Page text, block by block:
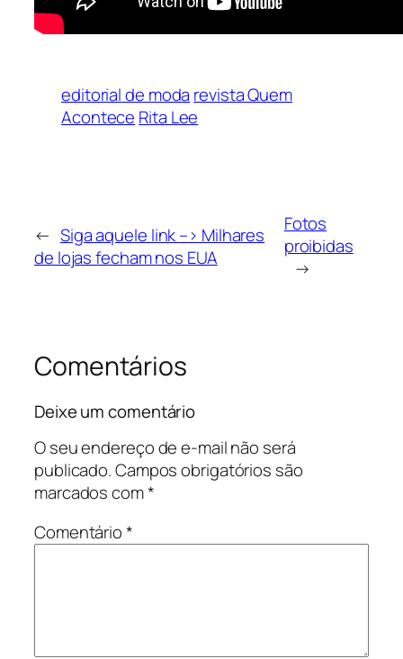
editorial de moda revista Quem
Acontece Rita Lee
← Siga aquele link –> Milhares
de lojas fecham nos EUA
Fotos
proibidas
→
Comentários
Deixe um comentário
O seu endereço de e-mail não será
publicado.Campos obrigatórios são
marcados com*
Comentário*